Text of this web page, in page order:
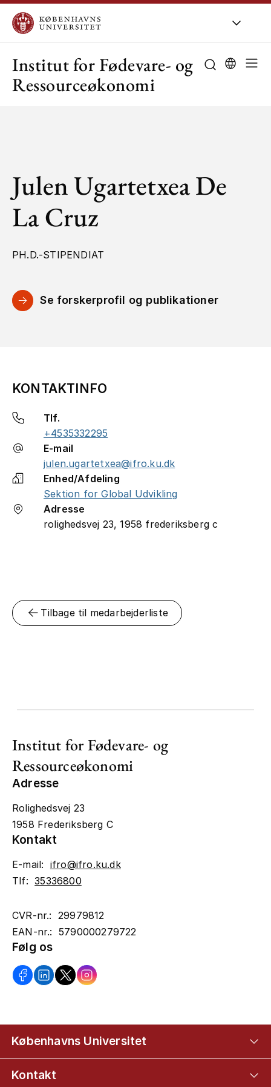
Institut for Fødevare- og
Ressourceøkonomi
Julen Ugartetxea De
La Cruz
PH.D.-STIPENDIAT
Se forskerprofil og publikationer
KONTAKTINFO
Tlf.
+4535332295
E-mail
julen.ugartetxea@ifro.ku.dk
Enhed/Afdeling
Sektion for Global Udvikling
Adresse
rolighedsvej 23, 1958 frederiksberg c
Tilbage til medarbejderliste
Institut for Fødevare- og
Ressourceøkonomi
Adresse
Rolighedsvej 23
1958 Frederiksberg C
Kontakt
E-mail: ifro@ifro.ku.dk
Tlf:35336800
CVR-nr.: 29979812
EAN-nr.: 5790000279722
Følg os
Københavns Universitet
Kontakt
Om KU